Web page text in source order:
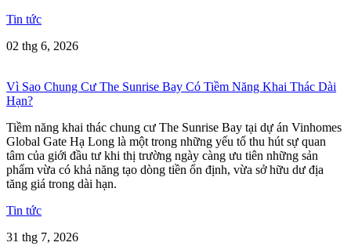
Tin tức
02 thg 6, 2026
Vì Sao Chung Cư The Sunrise Bay Có Tiềm Năng Khai Thác Dài
Hạn?
Tiềm năng khai thác chung cư The Sunrise Bay tại dự án Vinhomes
Global Gate Hạ Long là một trong những yếu tố thu hút sự quan
tâm của giới đầu tư khi thị trường ngày càng ưu tiên những sản
phẩm vừa có khả năng tạo dòng tiền ổn định, vừa sở hữu dư địa
tăng giá trong dài hạn.
Tin tức
31 thg 7, 2026